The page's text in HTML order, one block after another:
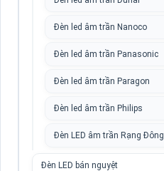
Đèn led âm trần Nanoco
Đèn led âm trần Panasonic
Đèn led âm trần Paragon
Đèn led âm trần Philips
Đèn LED âm trần Rạng Đông
Đèn LED bán nguyệt